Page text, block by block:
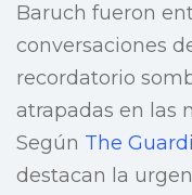
Baruch fueron
conversaciones
recordatorio
atrapadas en las
Según The
destacan la